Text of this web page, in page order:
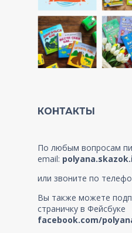
КОНТАКТЫ
По любым вопросам
email:
или звоните по
Вы также можете
страничку в Фейсбуке
facebook.com/